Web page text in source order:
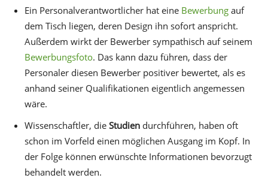
Ein Personalverantwortlicher hat eine Bewerbung auf
dem Tisch liegen, deren Design ihn sofort anspricht.
Außerdem wirkt der Bewerber sympathisch auf seinem
Bewerbungsfoto. Das kann dazu führen, dass der
Personaler diesen Bewerber positiver bewertet, als es
anhand seiner Qualifikationen eigentlich angemessen
wäre.
Wissenschaftler, die Studien durchführen, haben oft
schon im Vorfeld einen möglichen Ausgang im Kopf. In
der Folge können erwünschte Informationen bevorzugt
behandelt werden.